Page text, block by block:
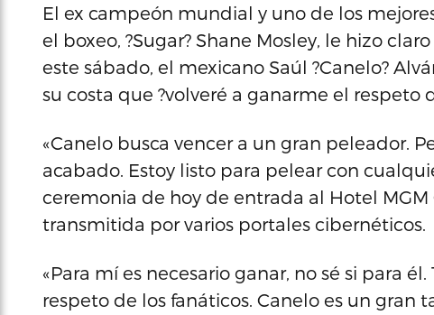
El ex campeón mundial y uno de los
el boxeo, ?Sugar? Shane Mosley, le hizo
este sábado, el mexicano Saúl ?Canelo?
su costa que ?volveré a ganarme el respeto
«Canelo busca vencer a un gran peleador.
acabado. Estoy listo para pelear con
ceremonia de hoy de entrada al Hotel MGM
transmitida por varios portales cibernéticos.
«Para mí es necesario ganar, no sé si para
respeto de los fanáticos. Canelo es un gran